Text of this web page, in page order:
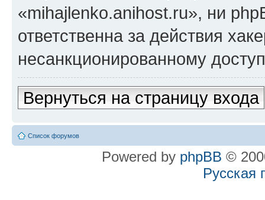
«mihajlenko.anihost.ru», ни
ответственна за действия
несанкционированному
Вернуться на страницу входа
Список форумов
Powered by phpBB ©
Русская